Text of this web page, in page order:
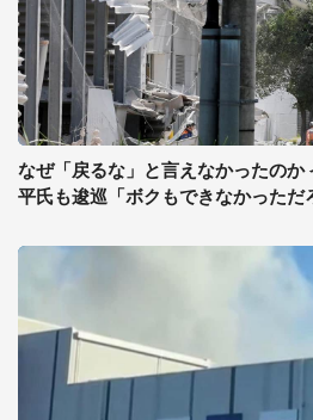
なぜ「戻るな」と言えなかったのか
平氏も逡巡「ボクもできなかっただ